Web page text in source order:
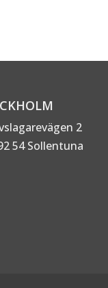
2
54 Sollentuna